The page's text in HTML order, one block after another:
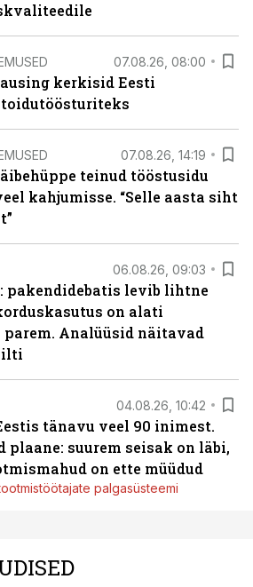
07.08.26, 08:00
kerkisid Eesti
07.08.26, 14:19
teinud tööstusidu
kahjumisse. “Selle aasta siht
06.08.26, 09:03
pakendidebatis levib lihtne
on alati
Analüüsid näitavad
04.08.26, 10:42
tänavu veel 90 inimest.
plaane: suurem seisak on läbi,
on ette müüdud
palgasüsteemi